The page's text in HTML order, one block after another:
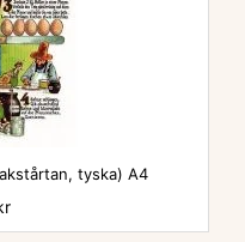
tyska) A4